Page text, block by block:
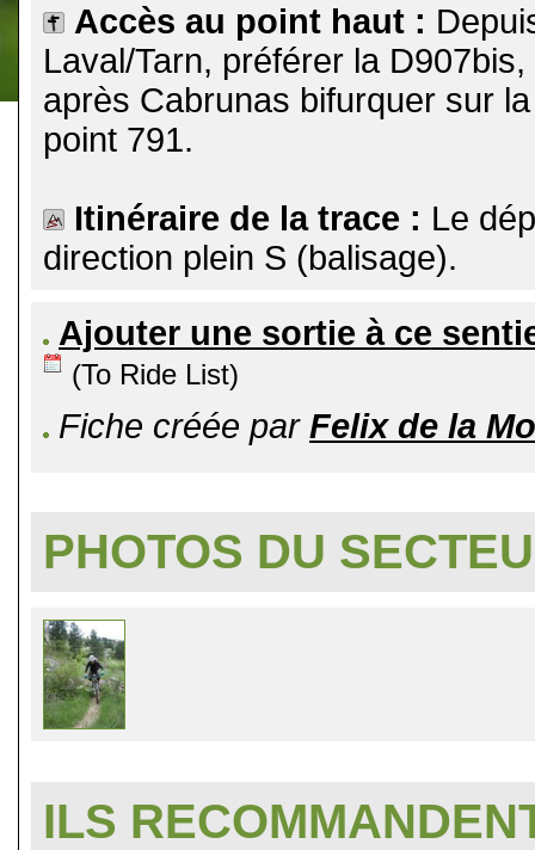
Accès au point haut :
Laval/Tarn, préférer la
après Cabrunas bifurquer sur
point 791.
Itinéraire de la trace : Le
direction plein S (balisage).
Ajouter une sortie à ce
(To Ride List)
Fiche créée par Felix de la
PHOTOS DU
ILS